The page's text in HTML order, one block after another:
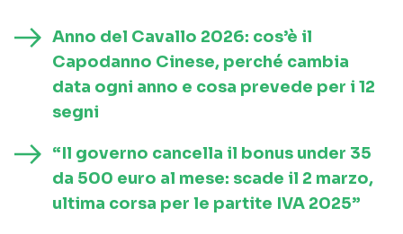
Anno del Cavallo 2026: cos’è il
Capodanno Cinese, perché cambia
data ogni anno e cosa prevede per i 12
segni
“Il governo cancella il bonus under 35
da 500 euro al mese: scade il 2 marzo,
ultima corsa per le partite IVA 2025”